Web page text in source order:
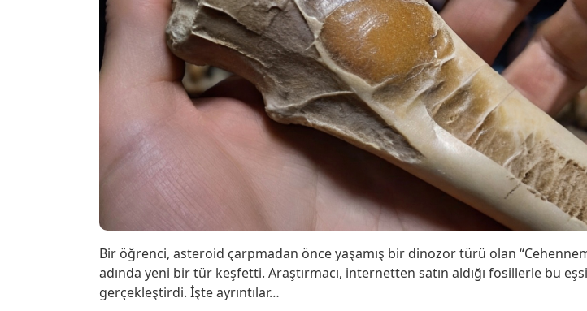
Bir öğrenci, asteroid çarpmadan önce yaşamış bir dinozor türü olan
adında yeni bir tür keşfetti. Araştırmacı, internetten satın aldığı fosillerle bu
gerçekleştirdi. İşte ayrıntılar…